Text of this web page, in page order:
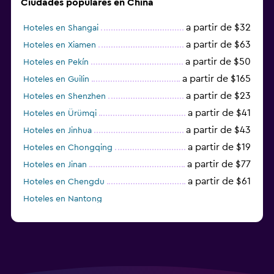
Ciudades populares en China
Hoteles en Shangai a partir de $32
Hoteles en Xiamen a partir de $63
Hoteles en Pekín a partir de $50
Hoteles en Guilin a partir de $165
Hoteles en Shenzhen a partir de $23
Hoteles en Ürümqi a partir de $41
Hoteles en Jinhua a partir de $43
Hoteles en Chongqing a partir de $19
Hoteles en Jinan a partir de $77
Hoteles en Chengdu a partir de $61
Hoteles en Nantong